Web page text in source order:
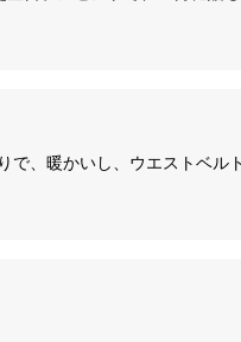
、暖かいし、ウエストベル